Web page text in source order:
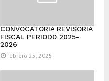
CONVOCATORIA REVISORÍA
FISCAL PERIODO 2025-
2026
febrero 25, 2025